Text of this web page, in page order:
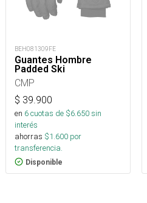
BEH081309FE
Guantes Hombre
Padded Ski
CMP
$ 39.900
en 6cuotas de $6.650sin
interés
ahorras $1.600 por
transferencia.
Disponible